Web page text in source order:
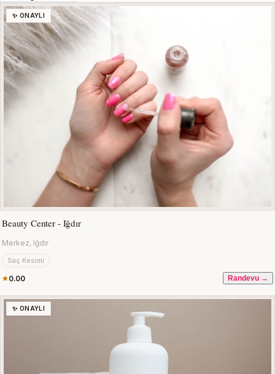
✨ ONAYLI
Beauty Center - Iğdır
Merkez, Iğdır
Saç Kesimi
0.00 Randevu →
✨ ONAYLI